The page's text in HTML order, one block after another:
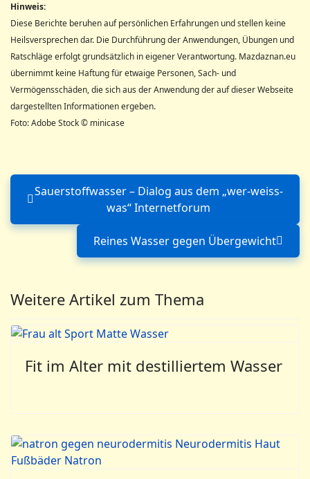
Hinweis:
Diese Berichte beruhen auf persönlichen Erfahrungen und stellen keine
Heilsversprechen dar. Die Durchführung der Anwendungen, Übungen und
Ratschläge erfolgt grundsätzlich in eigener Verantwortung. Mazdaznan.eu
übernimmt keine Haftung für etwaige Personen, Sach- und
Vermögensschäden, die sich aus der Anwendung der auf dieser Webseite
dargestellten Informationen ergeben.
Foto: Adobe Stock © minicase
Vorheriger Beitrag:
Sauerstoffwasser – Dialog aus dem „wer-weiss-
was“ Internetforum
Nächster Beitrag:
Reines Wasser gegen Übergewicht
Weitere Artikel zum Thema
Fit im Alter mit destilliertem Wasser